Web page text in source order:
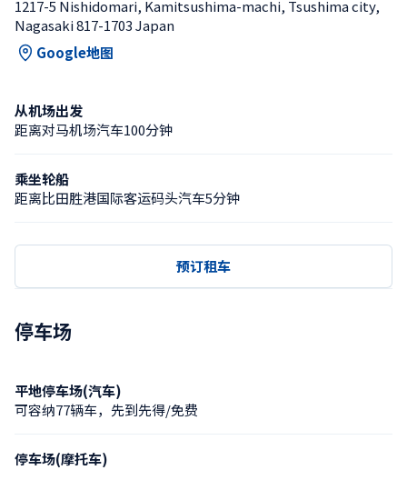
1217-5 Nishidomari, Kamitsushima-machi, Tsushima city,
Nagasaki 817-1703 Japan
Google地图
从机场出发
距离对马机场汽车100分钟
乘坐轮船
距离比田胜港国际客运码头汽车5分钟
预订租车
停车场
平地停车场(汽车)
可容纳77辆车，先到先得/免费
停车场(摩托车)